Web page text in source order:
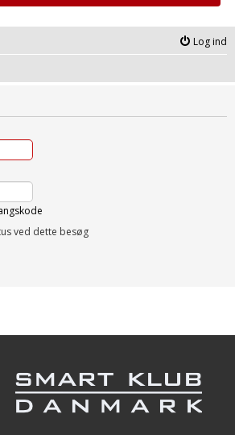
Log ind
ved dette besøg